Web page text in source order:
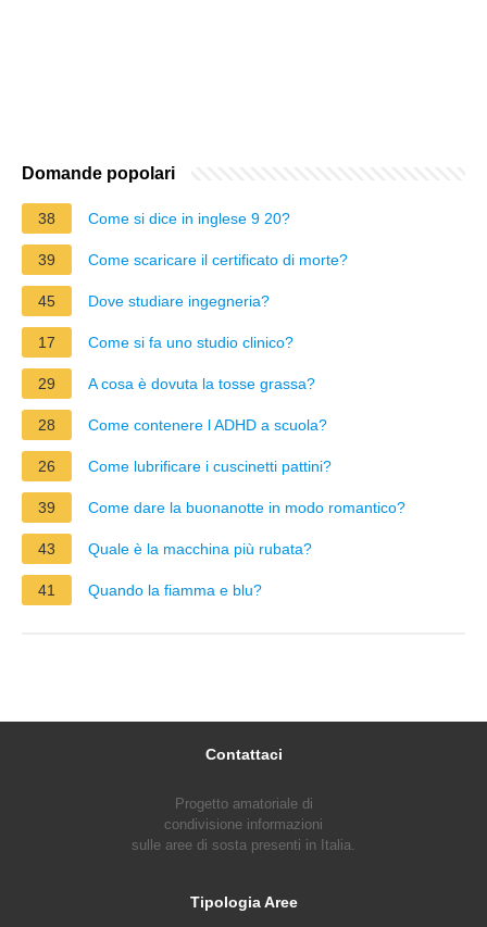
Domande popolari
38 Come si dice in inglese 9 20?
39 Come scaricare il certificato di morte?
45 Dove studiare ingegneria?
17 Come si fa uno studio clinico?
29 A cosa è dovuta la tosse grassa?
28 Come contenere l ADHD a scuola?
26 Come lubrificare i cuscinetti pattini?
39 Come dare la buonanotte in modo romantico?
43 Quale è la macchina più rubata?
41 Quando la fiamma e blu?
Contattaci
Progetto amatoriale di
condivisione informazioni
sulle aree di sosta presenti in Italia.
Tipologia Aree